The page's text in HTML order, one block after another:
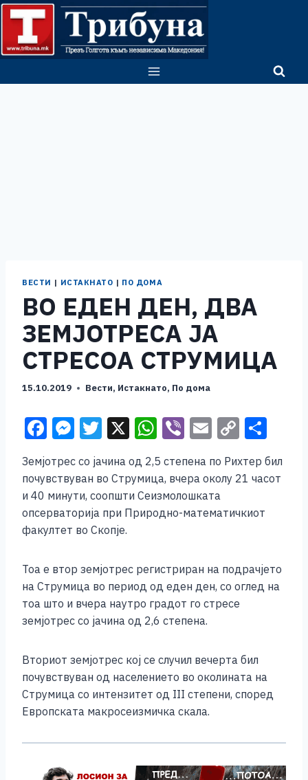
Skip
content
ВЕСТИ | ИСТАКНАТО | ПО ДОМА
ВО ЕДЕН ДЕН, ДВА
ЗЕМЈОТРЕСА ЈА
СТРЕСОА СТРУМИЦА
15.10.2019 Вести, Истакнато, По дома
F
c
e
b
o
o
k
M
ss
e
n
g
er
T
tt
er
X W
h
at
s
A
p
Vi
er
E
m
ai
l
C
p
Li
k
h
ar
Земјотрес со јачина од 2,5 степена по Рихтер бил
почувствуван во Струмица, вчера околу 21 часот
и 40 минути, соопшти Сеизмолошката
опсерваторија при Природно-математичкиот
факултет во Скопје.
Тоа е втор земјотрес регистриран на подрачјето
на Струмица во период од еден ден, со оглед на
тоа што и вчера наутро градот го стресе
земјотрес со јачина од 2,6 степена.
Вториот земјотрес кој се случил вечерта бил
почувствуван од населението во околината на
Струмица со интензитет од III степени, според
Европската макросеизмичка скала.